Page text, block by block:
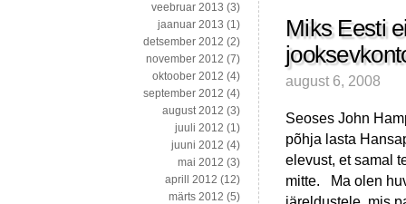
Miks Eesti
august 6, 2008
Seoses John
põhja lasta
elevust, et samal
mitte. Ma olen
veebruar 2013 (3)
jaanuar 2013 (1)
detsember 2012 (2)
november 2012 (7)
oktoober 2012 (4)
september 2012 (4)
august 2012 (3)
juuli 2012 (1)
juuni 2012 (4)
mai 2012 (3)
aprill 2012 (12)
märts 2012 (5)